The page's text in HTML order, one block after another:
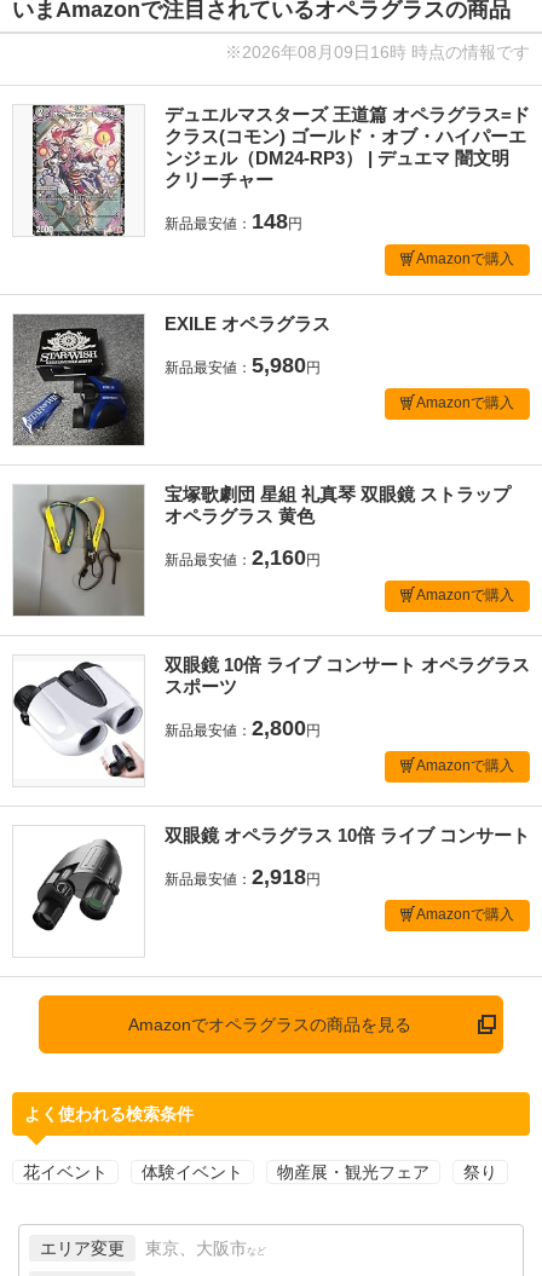
いまAmazonで注目されているオペラグラスの商品
※2026年08月09日16時 時点の情報です
デュエルマスターズ 王道篇 オペラグラス=ド
クラス(コモン) ゴールド・オブ・ハイパーエ
ンジェル（DM24-RP3） | デュエマ 闇文明
クリーチャー
新品最安値： 148円
Amazonで購入
EXILE オペラグラス
新品最安値： 5,980円
Amazonで購入
宝塚歌劇団 星組 礼真琴 双眼鏡 ストラップ
オペラグラス 黄色
新品最安値： 2,160円
Amazonで購入
双眼鏡 10倍 ライブ コンサート オペラグラス
スポーツ
新品最安値： 2,800円
Amazonで購入
双眼鏡 オペラグラス 10倍 ライブ コンサート
新品最安値： 2,918円
Amazonで購入
Amazonでオペラグラスの商品を見る
よく使われる検索条件
花イベント 体験イベント 物産展・観光フェア 祭り
エリア変更 東京、大阪市 など